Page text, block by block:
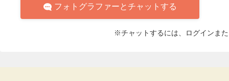
フォトグラファーとチャットする
※チャットするには、ログインま